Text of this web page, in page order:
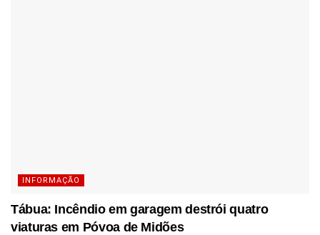
INFORMAÇÃO
Tábua: Incêndio em garagem destrói quatro
viaturas em Póvoa de Midões